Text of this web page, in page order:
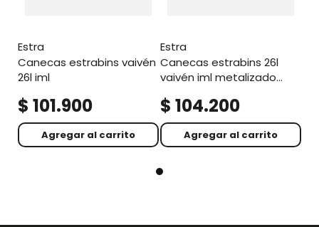
estra
canecas estrabins vaivén
26l iml
$ 101.900
Agregar al carrito
estra
canecas estrabins 26l
vaivén iml metalizado
aprovechable
$ 104.200
Agregar al carrito